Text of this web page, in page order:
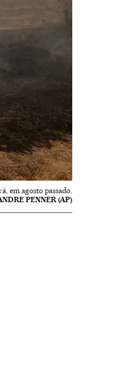
em agosto passado.
PENNER (AP)